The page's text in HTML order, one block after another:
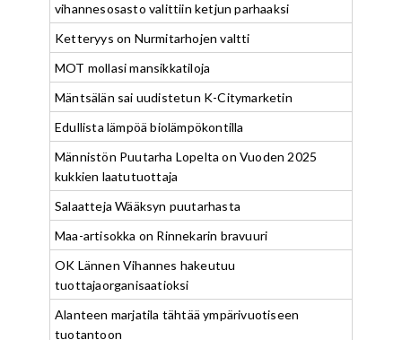
vihannesosasto valittiin ketjun parhaaksi
Ketteryys on Nurmitarhojen valtti
MOT mollasi mansikkatiloja
Mäntsälän sai uudistetun K-Citymarketin
Edullista lämpöä biolämpökontilla
Männistön Puutarha Lopelta on Vuoden 2025
kukkien laatutuottaja
Salaatteja Wääksyn puutarhasta
Maa-artisokka on Rinnekarin bravuuri
OK Lännen Vihannes hakeutuu
tuottajaorganisaatioksi
Alanteen marjatila tähtää ympärivuotiseen
tuotantoon